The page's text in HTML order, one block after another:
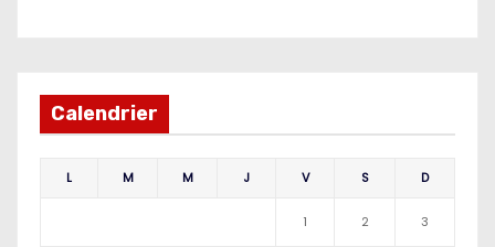
Calendrier
L M M J V S D
1 2 3